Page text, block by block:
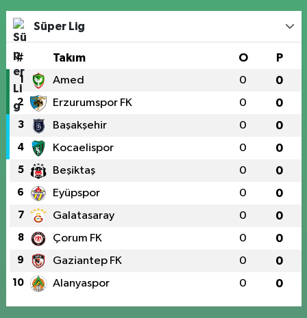
Süper Lig
# Takım O P
1 Amed 0 0
2 Erzurumspor FK 0 0
3 Başakşehir 0 0
4 Kocaelispor 0 0
5 Beşiktaş 0 0
6 Eyüpspor 0 0
7 Galatasaray 0 0
8 Çorum FK 0 0
9 Gaziantep FK 0 0
10 Alanyaspor 0 0